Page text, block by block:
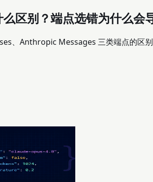
别？端点选错为什么会
、Anthropic Messages 三类端点的区别